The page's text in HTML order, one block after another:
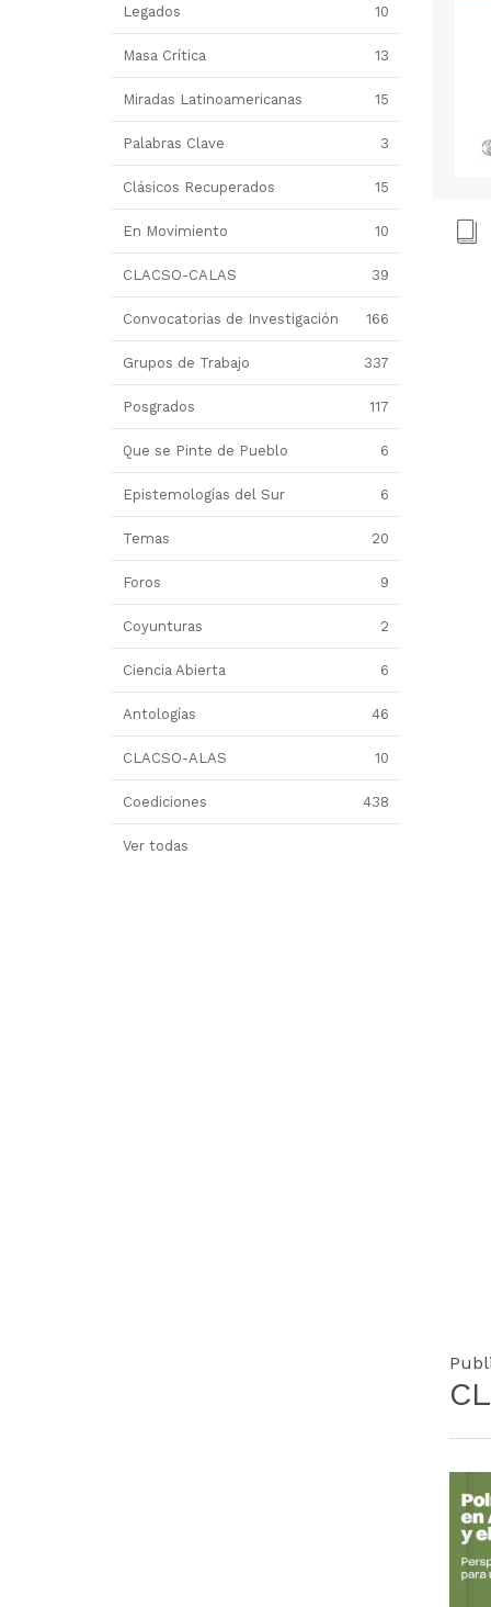
Legados 10
Masa Crítica 13
Miradas Latinoamericanas 15
Palabras Clave 3
Clásicos Recuperados 15
En Movimiento 10
CLACSO-CALAS 39
Convocatorias de Investigación 166
Grupos de Trabajo 337
Posgrados 117
Que se Pinte de Pueblo 6
Epistemologías del Sur 6
Temas 20
Foros 9
Coyunturas 2
Ciencia Abierta 6
Antologías 46
CLACSO-ALAS 10
Coediciones 438
Ver todas